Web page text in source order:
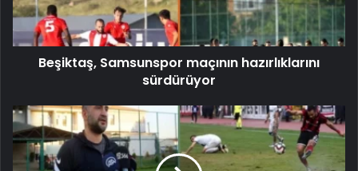
Beşiktaş, Samsunspor maçının hazırlıklarını
sürdürüyor